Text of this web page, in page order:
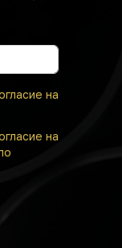
на
на